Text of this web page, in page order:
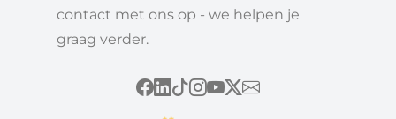
contact met ons op - we helpen je
graag verder.